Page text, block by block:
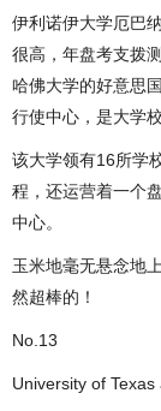
伊利诺伊大学厄巴
很高，年盘考支拨
哈佛大学的好意思
行使中心，是大学
该大学领有16所学
程，还运营着一个
中心。
玉米地毫无悬念地
然超棒的！
No.13
University of Texas